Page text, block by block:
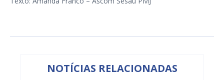
NOTÍCIAS RELACIONADAS